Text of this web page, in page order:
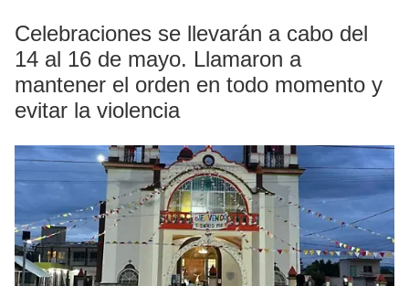
Celebraciones se llevarán a cabo del
14 al 16 de mayo. Llamaron a
mantener el orden en todo momento y
evitar la violencia